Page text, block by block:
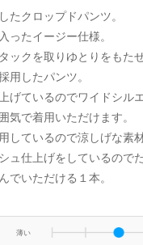
たクロップドパンツ。
ったイージー仕様。
ックを取りゆとりをもた
用したパンツ。
げているのでワイドシル
気で着用いただけます。
しているので涼しげな素材
ュ仕上げをしているので
でいただける１本。
薄い